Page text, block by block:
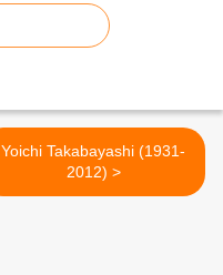
Yoichi Takabayashi (1931-
2012) >